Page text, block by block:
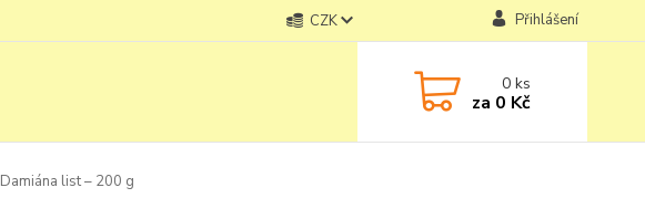
CZK Přihlášení
0ks
za 0 Kč
Damiána list – 200 g